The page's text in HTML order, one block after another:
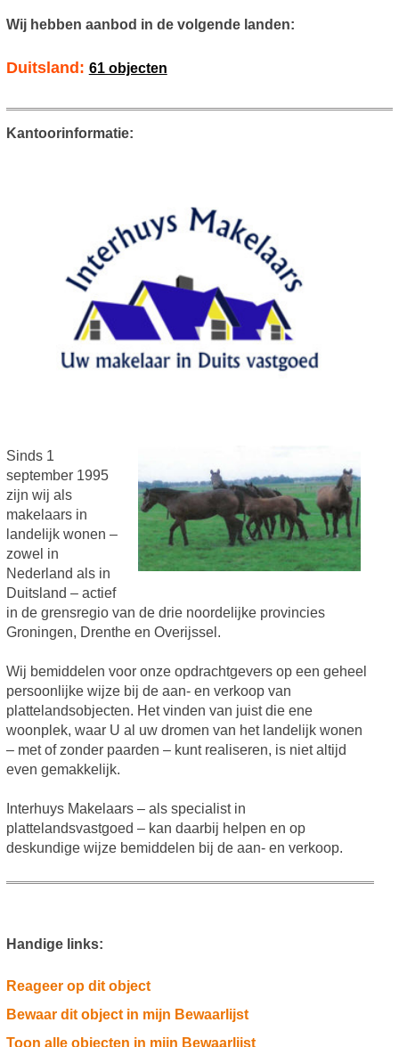
Wij hebben aanbod in de volgende landen:
Duitsland: 61 objecten
Kantoorinformatie:
Sinds 1
september 1995
zijn wij als
makelaars in
landelijk wonen –
zowel in
Nederland als in
Duitsland – actief
in de grensregio van de drie noordelijke provincies
Groningen, Drenthe en Overijssel.
Wij bemiddelen voor onze opdrachtgevers op een geheel
persoonlijke wijze bij de aan- en verkoop van
plattelandsobjecten. Het vinden van juist die ene
woonplek, waar U al uw dromen van het landelijk wonen
– met of zonder paarden – kunt realiseren, is niet altijd
even gemakkelijk.
Interhuys Makelaars – als specialist in
plattelandsvastgoed – kan daarbij helpen en op
deskundige wijze bemiddelen bij de aan- en verkoop.
Handige links:
Reageer op dit object
Bewaar dit object in mijn Bewaarlijst
Toon alle objecten in mijn Bewaarlijst